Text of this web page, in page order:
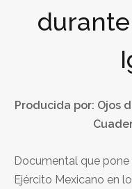
Producida por: Ojos
Documental que
Ejército Mexicano en